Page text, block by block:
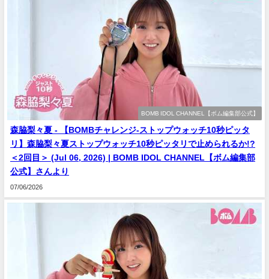
BOMB IDOL CHANNEL【ボム編集部公式】
森脇梨々夏 - 【BOMBチャレンジ-ストップウォッチ10秒ピッタ
リ】森脇梨々夏ストップウォッチ10秒ピッタリで止められるか!?
＜2回目＞ (Jul 06, 2026) | BOMB IDOL CHANNEL【ボム編集部
公式】さんより
07/06/2026